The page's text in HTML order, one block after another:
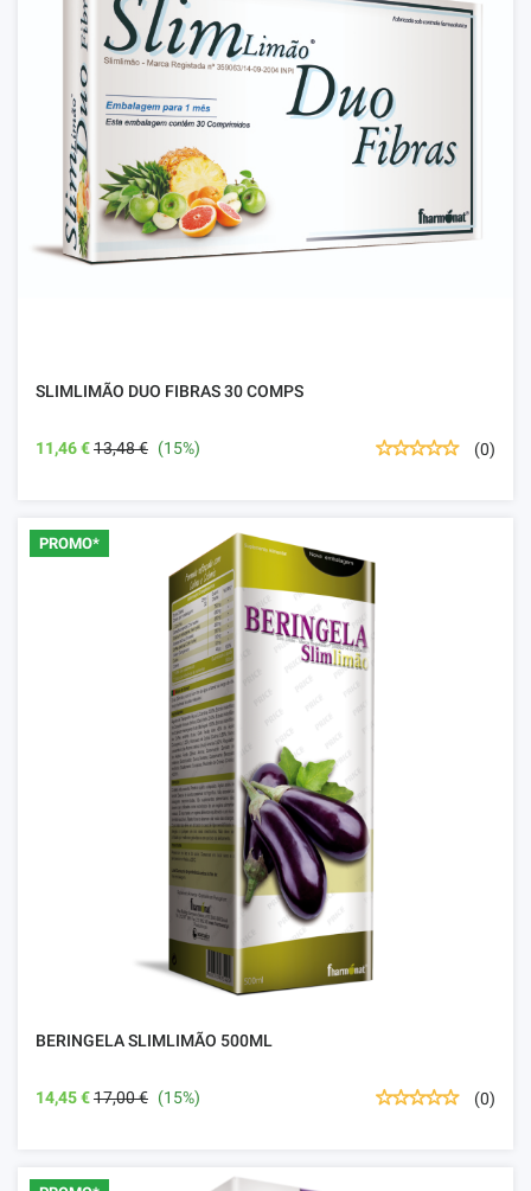
SLIMLIMÃO DUO FIBRAS 30 COMPS
11,46 €13,48 € (15%) (0)
PROMO*
BERINGELA SLIMLIMÃO 500ML
14,45 €17,00 € (15%) (0)